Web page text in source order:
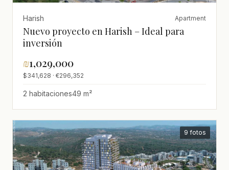
Harish Apartment
Nuevo proyecto en Harish – Ideal para
inversión
₪1,029,000
$341,628 · €296,352
2 habitaciones49 m²
9 fotos